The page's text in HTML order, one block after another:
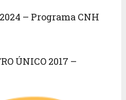
– Programa CNH
ÚNICO 2017 –